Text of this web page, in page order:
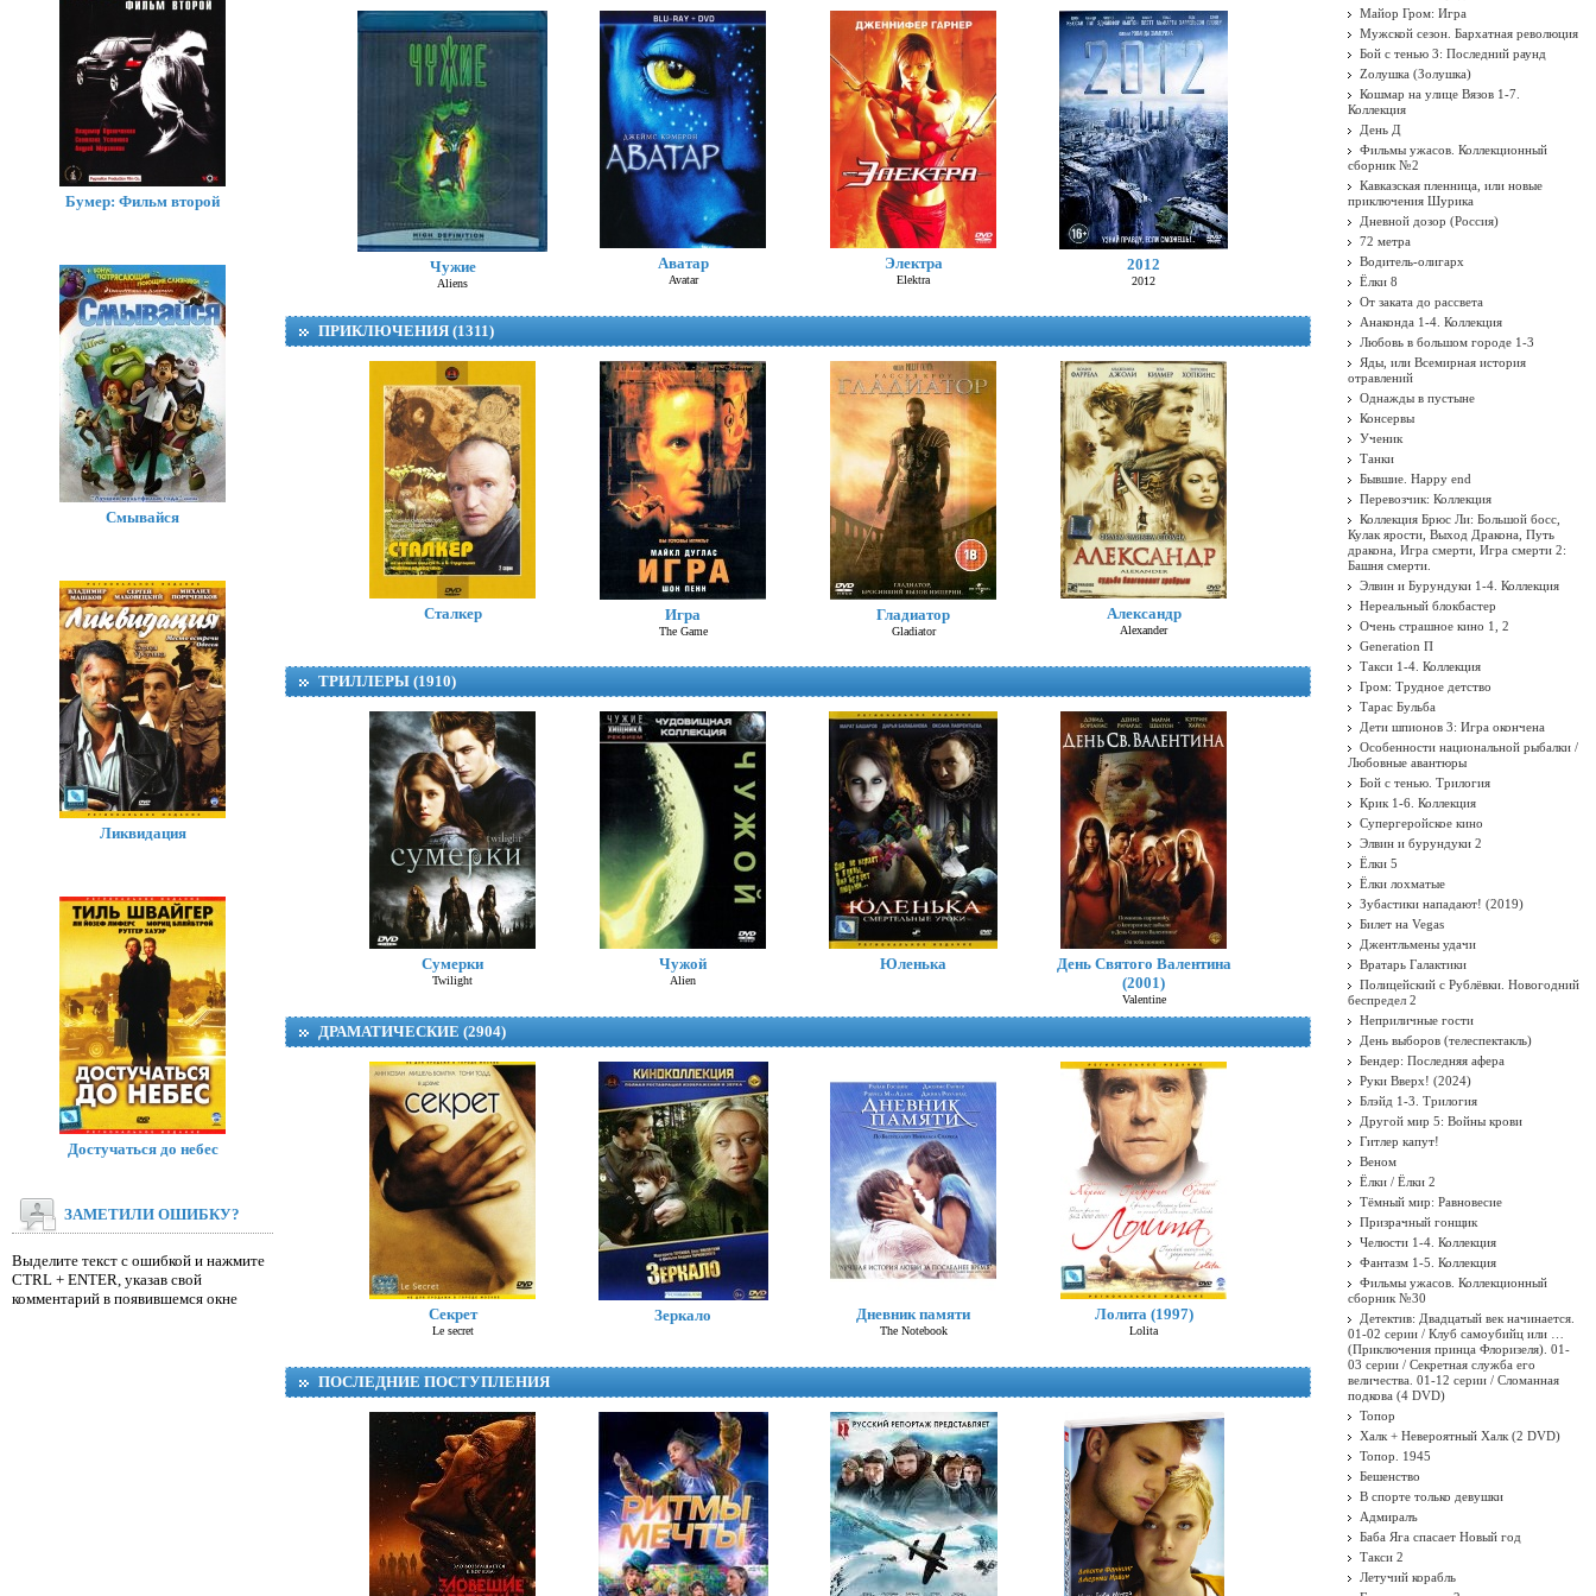
Чужие
Aliens
Аватар
Avatar
Электра
Elektra
2012
2012
ПРИКЛЮЧЕНИЯ (1311)
Сталкер Игра
The Game
Гладиатор
Gladiator
Александр
Alexander
Алиса в стране чудес (Д.Депп)
ТРИЛЛЕРЫ (1910)
Сумерки
Twilight
Чужой
Alien
Юленька
День Святого Валентина
(2001)
Valentine
ДРАМАТИЧЕСКИЕ (2904)
Секрет
Le secret
Зеркало Дневник памяти
The Notebook
Лолита (1997)
Lolita
ПОСЛЕДНИЕ ПОСТУПЛЕНИЯ
Бумер: Фильм второй
Смывайся
Ликвидация
Достучаться до небес
ЗАМЕТИЛИ ОШИБКУ?
Выделите текст с ошибкой и нажмите
CTRL + ENTER, указав свой
комментарий в появившемся окне
Майор Гром: Игра
Мужской сезон. Бархатная революция
Бой с тенью 3: Последний раунд
Zолушка (Золушка)
Кошмар на улице Вязов 1-7.
Коллекция
День Д
Фильмы ужасов. Коллекционный
сборник №2
Кавказская пленница, или новые
приключения Шурика
Дневной дозор (Россия)
72 метра
Водитель-олигарх
Ёлки 8
От заката до рассвета
Анаконда 1-4. Коллекция
Любовь в большом городе 1-3
Яды, или Всемирная история
отравлений
Однажды в пустыне
Консервы
Ученик
Танки
Бывшие. Happy end
Перевозчик: Коллекция
Коллекция Брюс Ли: Большой босс,
Кулак ярости, Выход Дракона, Путь
дракона, Игра смерти, Игра смерти 2:
Башня смерти.
Элвин и Бурундуки 1-4. Коллекция
Нереальный блокбастер
Очень страшное кино 1, 2
Generation П
Такси 1-4. Коллекция
Гром: Трудное детство
Тарас Бульба
Дети шпионов 3: Игра окончена
Особенности национальной рыбалки /
Любовные авантюры
Бой с тенью. Трилогия
Крик 1-6. Коллекция
Супергеройское кино
Элвин и бурундуки 2
Ёлки 5
Ёлки лохматые
Зубастики нападают! (2019)
Билет на Vegas
Джентльмены удачи
Вратарь Галактики
Полицейский с Рублёвки. Новогодний
беспредел 2
Неприличные гости
День выборов (телеспектакль)
Бендер: Последняя афера
Руки Вверх! (2024)
Блэйд 1-3. Трилогия
Другой мир 5: Войны крови
Гитлер капут!
Веном
Ёлки / Ёлки 2
Тёмный мир: Равновесие
Призрачный гонщик
Челюсти 1-4. Коллекция
Фантазм 1-5. Коллекция
Фильмы ужасов. Коллекционный
сборник №30
Детектив: Двадцатый век начинается.
01-02 серии / Клуб самоубийц или …
(Приключения принца Флоризеля). 01-
03 серии / Секретная служба его
величества. 01-12 серии / Сломанная
подкова (4 DVD)
Топор
Халк + Невероятный Халк (2 DVD)
Топор. 1945
Бешенство
В спорте только девушки
Адмиралъ
Баба Яга спасает Новый год
Такси 2
Летучий корабль